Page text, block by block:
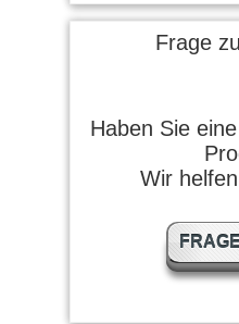
Frage
Haben Sie
Wir